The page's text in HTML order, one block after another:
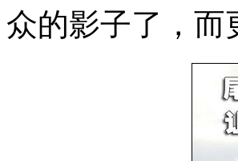
众的影子了，而